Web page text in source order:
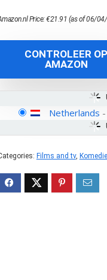
Price:€21.91 (as of 06/
CONTROLEER OP
AMAZON
Netherlands -
Films and tv, Komedie